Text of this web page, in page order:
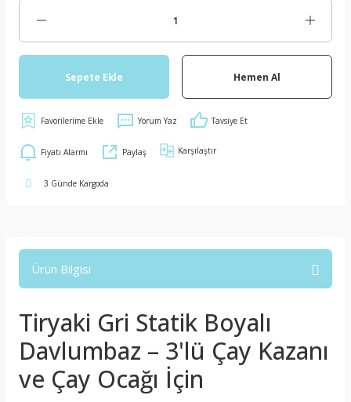
Sepete Ekle Hemen Al
Yorum Yaz Tavsiye Et
Fiyatı Alarmı Paylaş Karşılaştır
3 Günde Kargoda
Ürün Bilgisi
Tiryaki Gri Statik Boyalı
Davlumbaz – 3'lü Çay Kazanı
ve Çay Ocağı İçin